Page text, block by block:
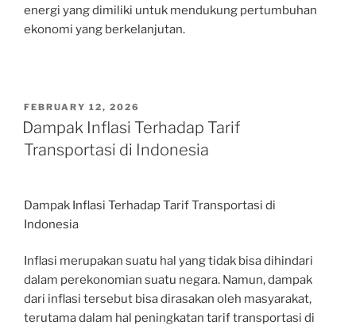
energi yang dimiliki untuk mendukung pertumbuhan
ekonomi yang berkelanjutan.
POSTED
ON
FEBRUARY 12, 2026
Dampak Inflasi Terhadap Tarif
Transportasi di Indonesia
Dampak Inflasi Terhadap Tarif Transportasi di
Indonesia
Inflasi merupakan suatu hal yang tidak bisa dihindari
dalam perekonomian suatu negara. Namun, dampak
dari inflasi tersebut bisa dirasakan oleh masyarakat,
terutama dalam hal peningkatan tarif transportasi di